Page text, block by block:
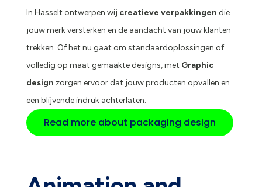
In Hasselt ontwerpen wij creatieve verpakkingen die
jouw merk versterken en de aandacht van jouw klanten
trekken. Of het nu gaat om standaardoplossingen of
volledig op maat gemaakte designs, met Graphic
design zorgen ervoor dat jouw producten opvallen en
een blijvende indruk achterlaten.
Read more about packaging design